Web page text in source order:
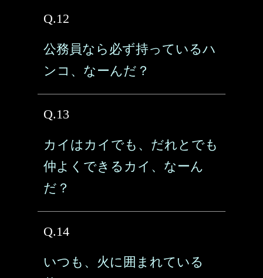
Q.12
公務員なら必ず持っているハ
ンコ、なーんだ？
Q.13
カイはカイでも、だれとでも
仲よくできるカイ、なーん
だ？
Q.14
いつも、火に囲まれている